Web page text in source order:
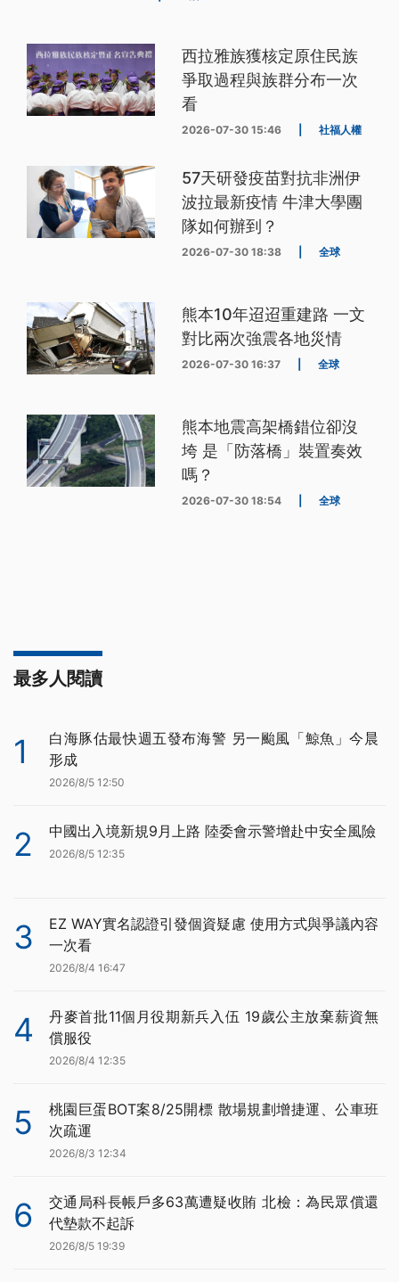
西拉雅族獲核定原住民族
爭取過程與族群分布一次
看
2026-07-30 15:46 社福人權
57天研發疫苗對抗非洲伊
波拉最新疫情 牛津大學團
隊如何辦到？
2026-07-30 18:38 全球
熊本10年迢迢重建路 一文
對比兩次強震各地災情
2026-07-30 16:37 全球
熊本地震高架橋錯位卻沒
垮 是「防落橋」裝置奏效
嗎？
2026-07-30 18:54 全球
最多人閱讀
1
白海豚估最快週五發布海警 另一颱風「鯨魚」今晨
形成
2026/8/5 12:50
2 中國出入境新規9月上路 陸委會示警增赴中安全風險
2026/8/5 12:35
3
EZ WAY實名認證引發個資疑慮 使用方式與爭議內容
一次看
2026/8/4 16:47
4
丹麥首批11個月役期新兵入伍 19歲公主放棄薪資無
償服役
2026/8/4 12:35
5
桃園巨蛋BOT案8/25開標 散場規劃增捷運、公車班
次疏運
2026/8/3 12:34
6
交通局科長帳戶多63萬遭疑收賄 北檢：為民眾償還
代墊款不起訴
2026/8/5 19:39